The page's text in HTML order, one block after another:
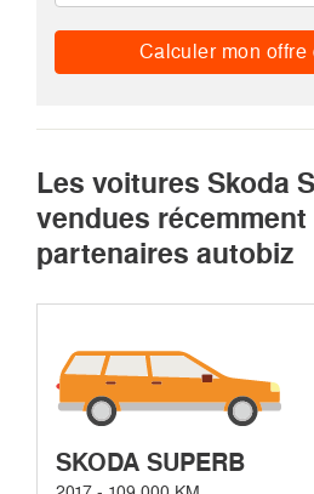
Calculer mon offre
Les voitures Skoda
vendues récemment
partenaires autobiz
SKODA SUPERB